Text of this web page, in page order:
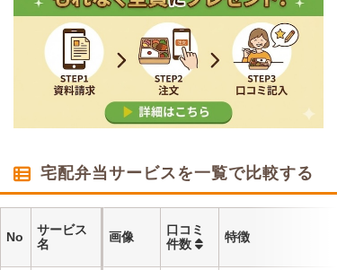
宅配弁当サービスを一覧で比較する
No
サービス
名
画像
口コミ
件数
特徴